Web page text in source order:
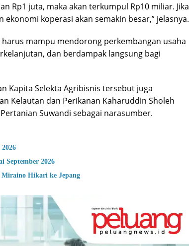
Rp1 juta, maka akan terkumpul Rp10 miliar. Jika
koperasi akan semakin besar,” jelasnya.
mampu mendorong perkembangan usaha
dan berdampak langsung bagi
Kapita Selekta Agribisnis tersebut juga
Kelautan dan Perikanan Kaharuddin Sholeh
Suwandi sebagai narasumber.
September 2026
Miraino Hikari ke Jepang